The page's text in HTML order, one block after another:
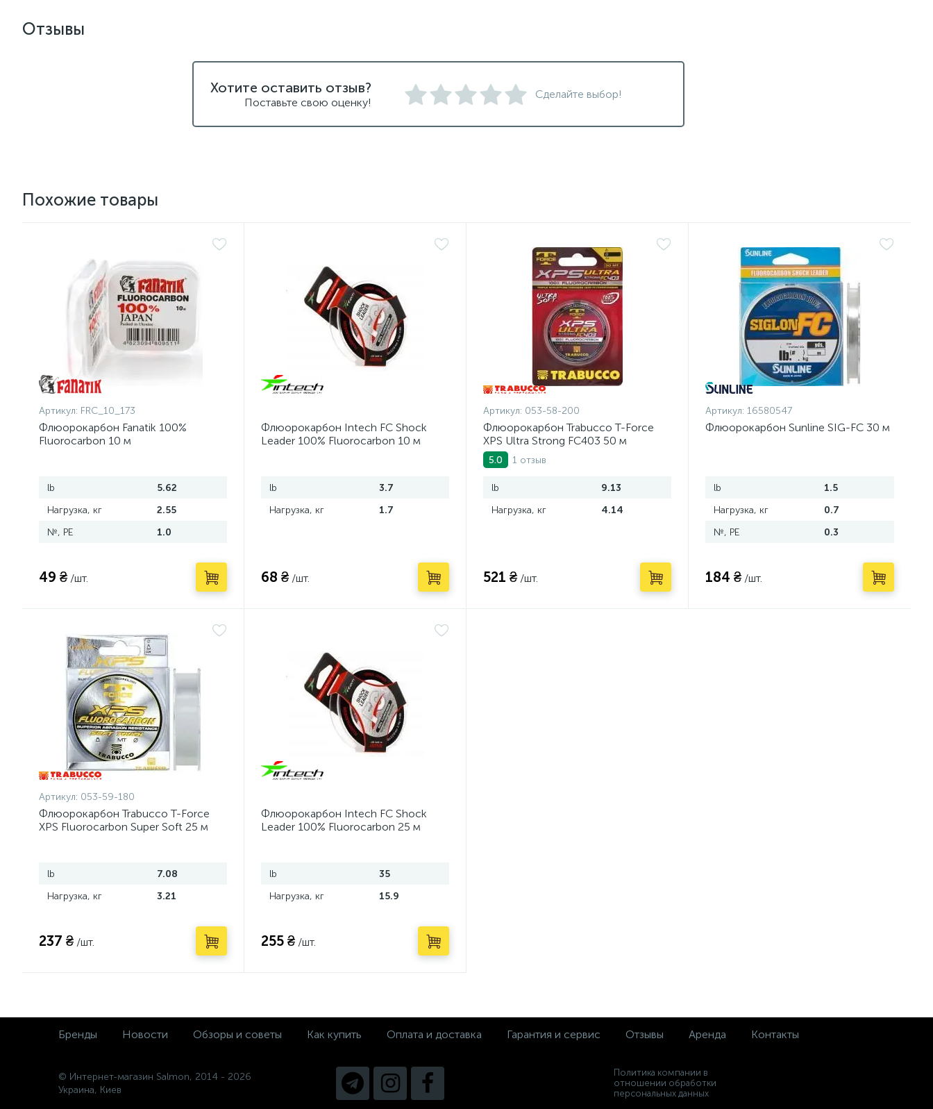
Отзывы
Хотите оставить отзыв?
Поставьте свою оценку!
Сделайте выбор!
Похожие товары
Артикул: FRC_10_173
Флюорокарбон Fanatik 100%
Fluorocarbon 10 м
lb
5.62
Нагрузка, кг
2.55
№, PE
1.0
49 ₴ /шт.
Флюорокарбон Intech FC Shock
Leader 100% Fluorocarbon 10 м
lb
3.7
Нагрузка, кг
1.7
68 ₴ /шт.
Артикул: 053-58-200
Флюорокарбон Trabucco T-Force
XPS Ultra Strong FC403 50 м
5.0 1 отзыв
lb
9.13
Нагрузка, кг
4.14
521 ₴ /шт.
Артикул: 16580547
Флюорокарбон Sunline SIG-FC 30 м
lb
1.5
Нагрузка, кг
0.7
№, PE
0.3
184 ₴ /шт.
Артикул: 053-59-180
Флюорокарбон Trabucco T-Force
XPS Fluorocarbon Super Soft 25 м
lb
7.08
Нагрузка, кг
3.21
237 ₴ /шт.
Флюорокарбон Intech FC Shock
Leader 100% Fluorocarbon 25 м
lb
35
Нагрузка, кг
15.9
255 ₴ /шт.
Бренды Новости Обзоры и советы Как купить Оплата и доставка Гарантия и сервис Отзывы Аренда Контакты
© Интернет-магазин Salmon, 2014 - 2026
Украина, Киев
Политика компании в
отношении обработки
персональных данных